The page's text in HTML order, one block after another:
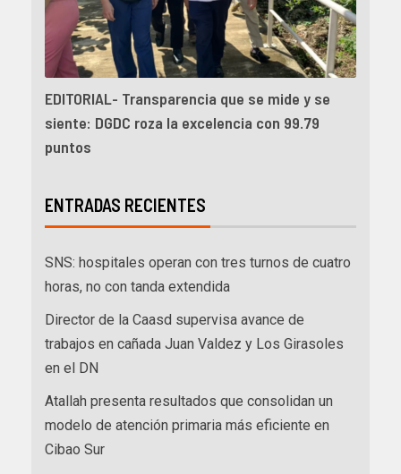
EDITORIAL- Transparencia que se mide y se
siente: DGDC roza la excelencia con 99.79
puntos
ENTRADAS RECIENTES
SNS: hospitales operan con tres turnos de cuatro
horas, no con tanda extendida
Director de la Caasd supervisa avance de
trabajos en cañada Juan Valdez y Los Girasoles
en el DN
Atallah presenta resultados que consolidan un
modelo de atención primaria más eficiente en
Cibao Sur